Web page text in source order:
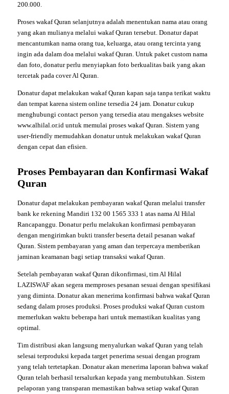
200.000.
Proses wakaf Quran selanjutnya adalah menentukan nama atau orang
yang akan mulianya melalui wakaf Quran tersebut. Donatur dapat
mencantumkan nama orang tua, keluarga, atau orang tercinta yang
ingin ada dalam doa melalui wakaf Quran. Untuk paket custom nama
dan foto, donatur perlu menyiapkan foto berkualitas baik yang akan
tercetak pada cover Al Quran.
Donatur dapat melakukan wakaf Quran kapan saja tanpa terikat waktu
dan tempat karena sistem online tersedia 24 jam. Donatur cukup
menghubungi contact person yang tersedia atau mengakses website
www.alhilal.or.id untuk memulai proses wakaf Quran. Sistem yang
user-friendly memudahkan donatur untuk melakukan wakaf Quran
dengan cepat dan efisien.
Proses Pembayaran dan Konfirmasi Wakaf
Quran
Donatur dapat melakukan pembayaran wakaf Quran melalui transfer
bank ke rekening Mandiri 132 00 1565 333 1 atas nama Al Hilal
Rancapanggu. Donatur perlu melakukan konfirmasi pembayaran
dengan mengirimkan bukti transfer beserta detail pesanan wakaf
Quran. Sistem pembayaran yang aman dan terpercaya memberikan
jaminan keamanan bagi setiap transaksi wakaf Quran.
Setelah pembayaran wakaf Quran dikonfirmasi, tim Al Hilal
LAZISWAF akan segera memproses pesanan sesuai dengan spesifikasi
yang diminta. Donatur akan menerima konfirmasi bahwa wakaf Quran
sedang dalam proses produksi. Proses produksi wakaf Quran custom
memerlukan waktu beberapa hari untuk memastikan kualitas yang
optimal.
Tim distribusi akan langsung menyalurkan wakaf Quran yang telah
selesai terproduksi kepada target penerima sesuai dengan program
yang telah tertetapkan. Donatur akan menerima laporan bahwa wakaf
Quran telah berhasil tersalurkan kepada yang membutuhkan. Sistem
pelaporan yang transparan memastikan bahwa setiap wakaf Quran